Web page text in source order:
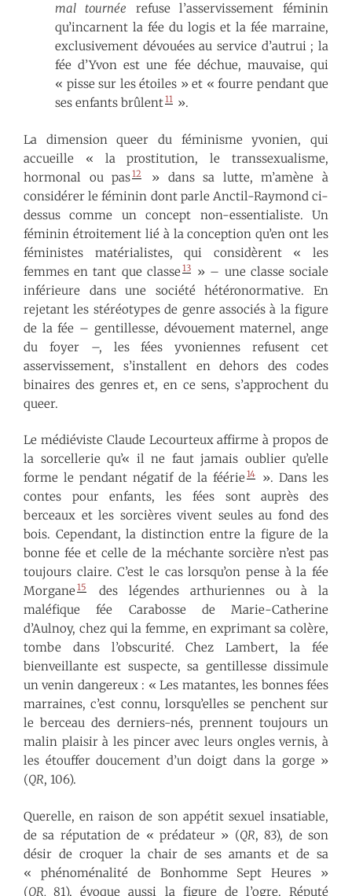
mal tournée refuse l’asservissement féminin
qu’incarnent la fée du logis et la fée marraine,
exclusivement dévouées au service d’autrui ; la
fée d’Yvon est une fée déchue, mauvaise, qui
« pisse sur les étoiles » et « fourre pendant que
ses enfants brûlent11 ».
La dimension queer du féminisme yvonien, qui
accueille « la prostitution, le transsexualisme,
hormonal ou pas12
» dans sa lutte, m’amène à
considérer le féminin dont parle Anctil-Raymond ci-
dessus comme un concept non-essentialiste. Un
féminin étroitement lié à la conception qu’en ont les
féministes matérialistes, qui considèrent « les
femmes en tant que classe13
» – une classe sociale
inférieure dans une société hétéronormative. En
rejetant les stéréotypes de genre associés à la figure
de la fée – gentillesse, dévouement maternel, ange
du foyer –, les fées yvoniennes refusent cet
asservissement, s’installent en dehors des codes
binaires des genres et, en ce sens, s’approchent du
queer.
Le médiéviste Claude Lecourteux affirme à propos de
la sorcellerie qu’« il ne faut jamais oublier qu’elle
forme le pendant négatif de la féérie14
». Dans les
contes pour enfants, les fées sont auprès des
berceaux et les sorcières vivent seules au fond des
bois. Cependant, la distinction entre la figure de la
bonne fée et celle de la méchante sorcière n’est pas
toujours claire. C’est le cas lorsqu’on pense à la fée
Morgane15
des légendes arthuriennes ou à la
maléfique fée Carabosse de Marie-Catherine
d’Aulnoy, chez qui la femme, en exprimant sa colère,
tombe dans l’obscurité. Chez Lambert, la fée
bienveillante est suspecte, sa gentillesse dissimule
un venin dangereux : « Les matantes, les bonnes fées
marraines, c’est connu, lorsqu’elles se penchent sur
le berceau des derniers-nés, prennent toujours un
malin plaisir à les pincer avec leurs ongles vernis, à
les étouffer doucement d’un doigt dans la gorge »
(QR, 106).
Querelle, en raison de son appétit sexuel insatiable,
de sa réputation de « prédateur » (QR, 83), de son
désir de croquer la chair de ses amants et de sa
« phénoménalité de Bonhomme Sept Heures »
(QR,81), évoque aussi la figure de l’ogre. Réputé